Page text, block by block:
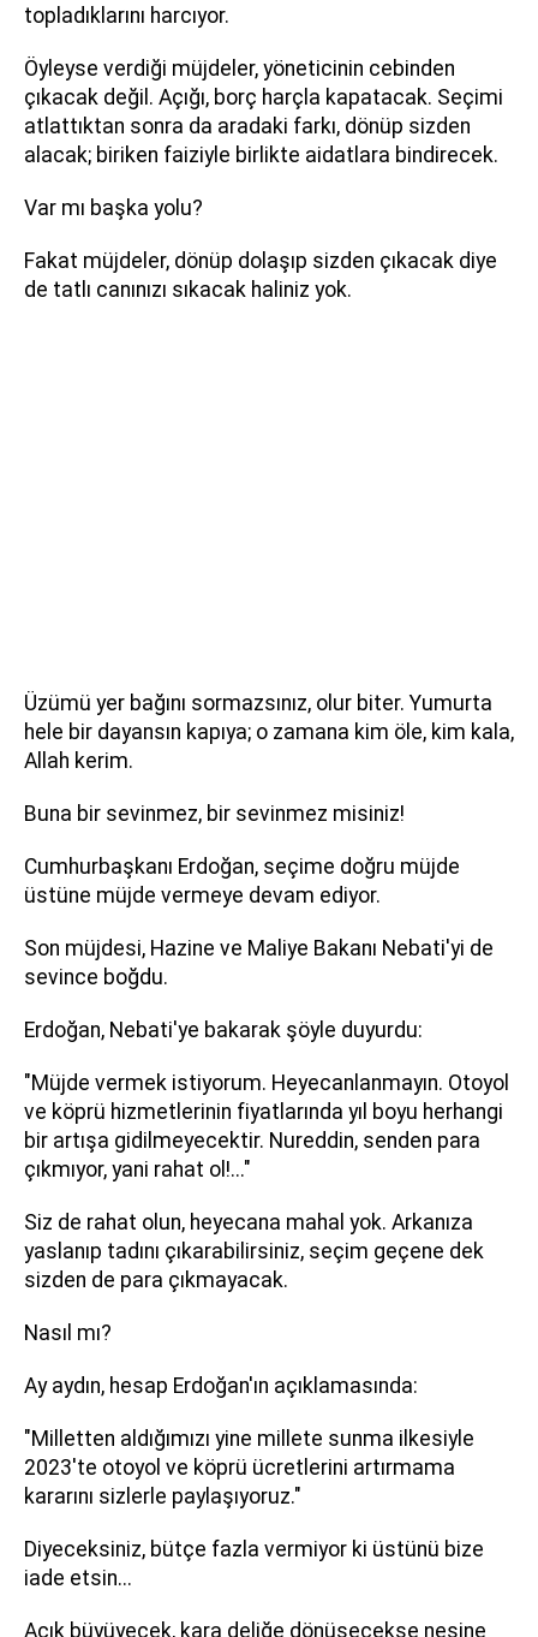
topladıklarını harcıyor.
Öyleyse verdiği müjdeler, yöneticinin cebinden
çıkacak değil. Açığı, borç harçla kapatacak. Seçimi
atlattıktan sonra da aradaki farkı, dönüp sizden
alacak; biriken faiziyle birlikte aidatlara bindirecek.
Var mı başka yolu?
Fakat müjdeler, dönüp dolaşıp sizden çıkacak diye
de tatlı canınızı sıkacak haliniz yok.
Üzümü yer bağını sormazsınız, olur biter. Yumurta
hele bir dayansın kapıya; o zamana kim öle, kim kala,
Allah kerim.
Buna bir sevinmez, bir sevinmez misiniz!
Cumhurbaşkanı Erdoğan, seçime doğru müjde
üstüne müjde vermeye devam ediyor.
Son müjdesi, Hazine ve Maliye Bakanı Nebati'yi de
sevince boğdu.
Erdoğan, Nebati'ye bakarak şöyle duyurdu:
"Müjde vermek istiyorum. Heyecanlanmayın. Otoyol
ve köprü hizmetlerinin fiyatlarında yıl boyu herhangi
bir artışa gidilmeyecektir. Nureddin, senden para
çıkmıyor, yani rahat ol!..."
Siz de rahat olun, heyecana mahal yok. Arkanıza
yaslanıp tadını çıkarabilirsiniz, seçim geçene dek
sizden de para çıkmayacak.
Nasıl mı?
Ay aydın, hesap Erdoğan'ın açıklamasında:
"Milletten aldığımızı yine millete sunma ilkesiyle
2023'te otoyol ve köprü ücretlerini artırmama
kararını sizlerle paylaşıyoruz."
Diyeceksiniz, bütçe fazla vermiyor ki üstünü bize
iade etsin...
Açık büyüyecek, kara deliğe dönüşecekse nesine